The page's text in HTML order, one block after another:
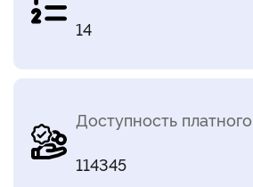
14
Доступность
114345